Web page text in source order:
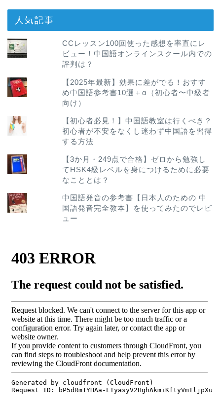
人気記事
CCレッスン100回使った感想を率直にレ
ビュー！中国語オンラインスクール内での
評判は？
【2025年最新】効果に差がでる！おすす
め中国語参考書10選＋α（初心者〜中級者
向け）
【初心者必見！】中国語教室は行くべき？
初心者が不安をなくし迷わず中国語を習得
する方法
【3か月・249点で合格】ゼロから勉強し
てHSK4級レベルを身につけるために必要
なこととは？
中国語発音の参考書【日本人のための 中
国語発音完全教本】を使ってみたのでレビ
ュー